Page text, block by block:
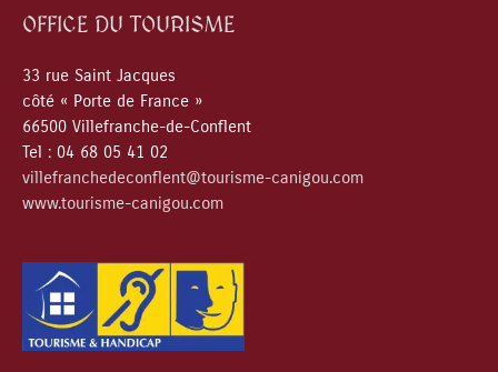
OFFICE DU TOURISME
33 rue Saint Jacques
côté « Porte de France »
66500 Villefranche-de-Conflent
Tel : 04 68 05 41 02
villefranchedeconflent@tourisme-canigou.com
www.tourisme-canigou.com